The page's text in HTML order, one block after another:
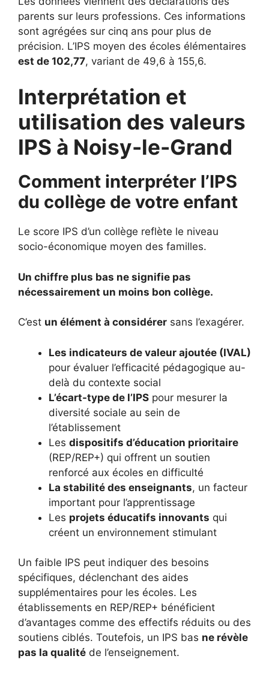
parents sur leurs professions. Ces informations
sont agrégées sur cinq ans pour plus de
précision. L’IPS moyen des écoles élémentaires
est de 102,77, variant de 49,6 à 155,6.
Interprétation et
utilisation des valeurs
IPS à Noisy-le-Grand
Comment interpréter l’IPS
du collège de votre enfant
Le score IPS d’un collège reflète le niveau
socio-économique moyen des familles.
Un chiffre plus bas ne signifie pas
nécessairement un moins bon collège.
C’est un élément à considérer sans l’exagérer.
Les indicateurs de valeur ajoutée (IVAL)
pour évaluer l’efficacité pédagogique au-
delà du contexte social
L’écart-type de l’IPS pour mesurer la
diversité sociale au sein de
l’établissement
Les dispositifs d’éducation prioritaire
(REP/REP+) qui offrent un soutien
renforcé aux écoles en difficulté
La stabilité des enseignants, un facteur
important pour l’apprentissage
Les projets éducatifs innovants qui
créent un environnement stimulant
Un faible IPS peut indiquer des besoins
spécifiques, déclenchant des aides
supplémentaires pour les écoles. Les
établissements en REP/REP+ bénéficient
d’avantages comme des effectifs réduits ou des
soutiens ciblés. Toutefois, un IPS bas ne révèle
pas la qualité de l’enseignement.